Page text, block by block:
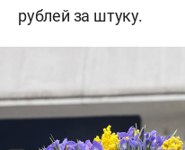
рублей за штуку.